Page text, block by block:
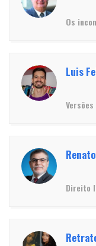
Os
Luis
Direito